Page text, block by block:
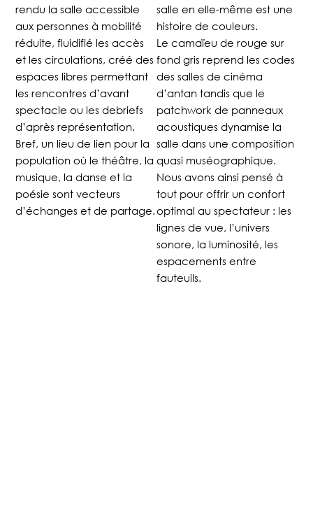
rendu la salle accessible
aux personnes à mobilité
réduite, fluidifié les accès
et les circulations,créé des
espaces libres permettant
les rencontres d’avant
spectacle ou les debriefs
d’après représentation.
Bref, un lieu de lien pour la
population où le théâtre, la
musique, la danse et la
poésie sont vecteurs
d’échanges et de partage.
salle en elle-même est une
histoire de couleurs.
Le camaïeu de rouge sur
fond gris reprend les codes
des salles de cinéma
d’antan tandis que le
patchwork de panneaux
acoustiques dynamise la
salle dans une composition
quasi muséographique.
Nous avons ainsi pensé à
tout pour offrir un confort
optimal au spectateur : les
lignes de vue, l’univers
sonore, la luminosité, les
espacements entre
fauteuils.